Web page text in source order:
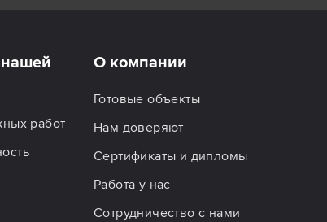
работ
О компании
Готовые объекты
Нам доверяют
Сертификаты и дипломы
Работа у нас
Сотрудничество с нами